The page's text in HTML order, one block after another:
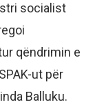
socialist
qëndrimin e
ut për
Balluku.